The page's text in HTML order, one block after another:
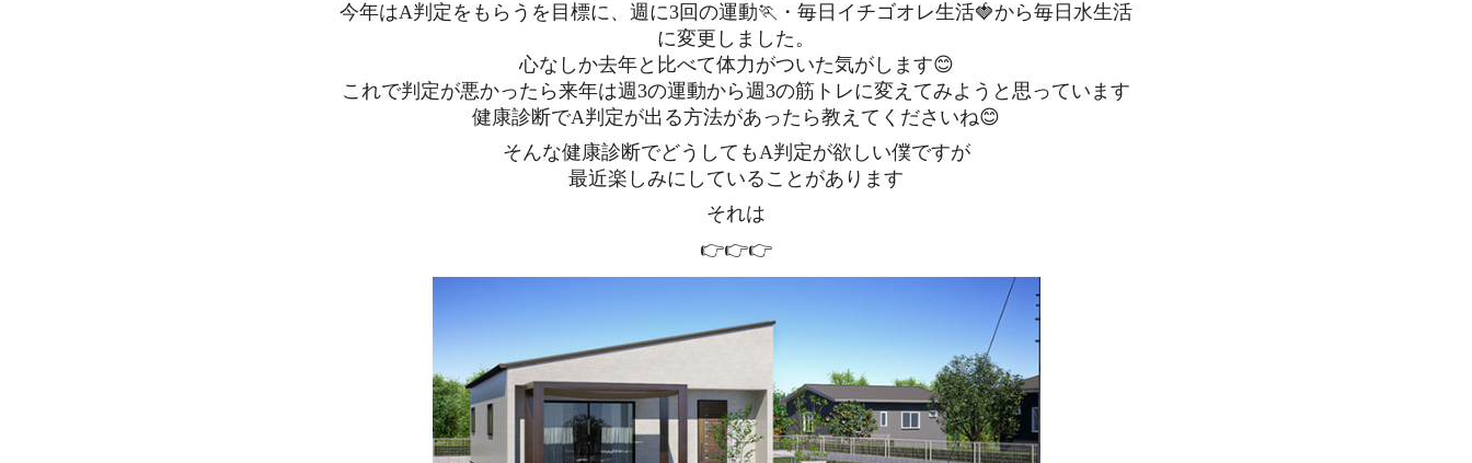
今年はA判定をもらうを目標に、週に3回の運動🏃・毎日イチゴオレ生活🍓から毎日水生活
に変更しました。
心なしか去年と比べて体力がついた気がします😊
これで判定が悪かったら来年は週3の運動から週3の筋トレに変えてみようと思っています
健康診断でA判定が出る方法があったら教えてくださいね😊
そんな健康診断でどうしてもA判定が欲しい僕ですが
最近楽しみにしていることがあります
それは
👉👉👉